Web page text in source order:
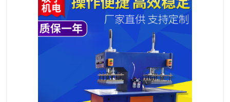
高频压花压标机 自动超声波打片成型机
泡壳包装封口机 海绵产品成型机